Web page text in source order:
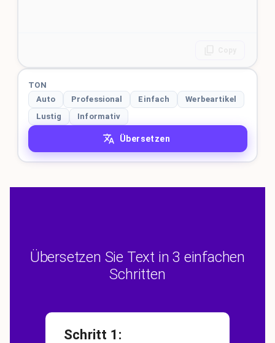
TON
Auto
Professional Einfach
Werbeartikel
Lustig
Informativ
Übersetzen
Übersetzen Sie Text in 3 einfachen
Schritten
Schritt 1 :